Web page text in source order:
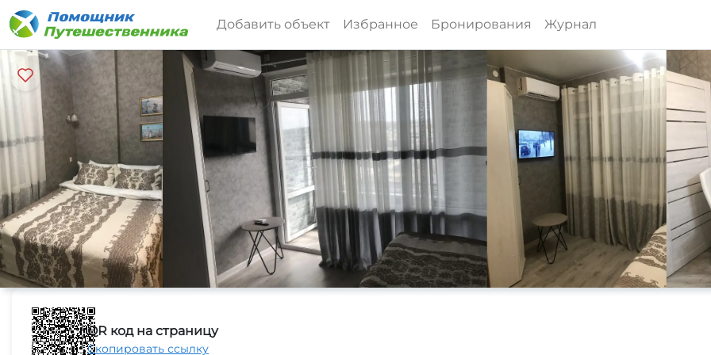
Добавить объект Избранное Бронирования Журнал
QR код на страницу
Скопировать ссылку